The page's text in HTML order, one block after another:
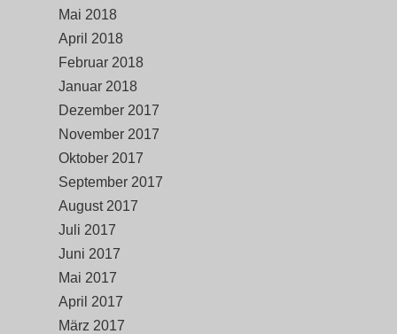
Mai 2018
April 2018
Februar 2018
Januar 2018
Dezember 2017
November 2017
Oktober 2017
September 2017
August 2017
Juli 2017
Juni 2017
Mai 2017
April 2017
März 2017